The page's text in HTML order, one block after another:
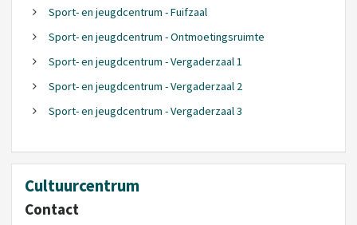
Sport- en jeugdcentrum - Fuifzaal
Sport- en jeugdcentrum - Ontmoetingsruimte
Sport- en jeugdcentrum - Vergaderzaal 1
Sport- en jeugdcentrum - Vergaderzaal 2
Sport- en jeugdcentrum - Vergaderzaal 3
Cultuurcentrum
Contact